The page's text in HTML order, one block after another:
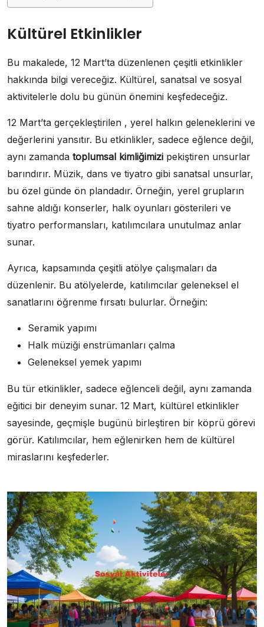
Kültürel Etkinlikler
Bu makalede, 12 Mart’ta düzenlenen çeşitli etkinlikler
hakkında bilgi vereceğiz. Kültürel, sanatsal ve sosyal
aktivitelerle dolu bu günün önemini keşfedeceğiz.
12 Mart’ta gerçekleştirilen , yerel halkın geleneklerini ve
değerlerini yansıtır. Bu etkinlikler, sadece eğlence değil,
aynı zamanda toplumsal kimliğimizi pekiştiren unsurlar
barındırır. Müzik, dans ve tiyatro gibi sanatsal unsurlar,
bu özel günde ön plandadır. Örneğin, yerel grupların
sahne aldığı konserler, halk oyunları gösterileri ve
tiyatro performansları, katılımcılara unutulmaz anlar
sunar.
Ayrıca, kapsamında çeşitli atölye çalışmaları da
düzenlenir. Bu atölyelerde, katılımcılar geleneksel el
sanatlarını öğrenme fırsatı bulurlar. Örneğin:
Seramik yapımı
Halk müziği enstrümanları çalma
Geleneksel yemek yapımı
Bu tür etkinlikler, sadece eğlenceli değil, aynı zamanda
eğitici bir deneyim sunar. 12 Mart, kültürel etkinlikler
sayesinde, geçmişle bugünü birleştiren bir köprü görevi
görür. Katılımcılar, hem eğlenirken hem de kültürel
miraslarını keşfederler.